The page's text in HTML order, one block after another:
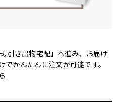
引き出物宅配」へ進み、お届け
かんたんに注文が可能です。